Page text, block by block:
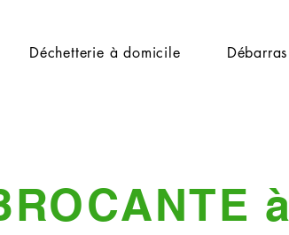
Déchetterie à domicile Débarras
à